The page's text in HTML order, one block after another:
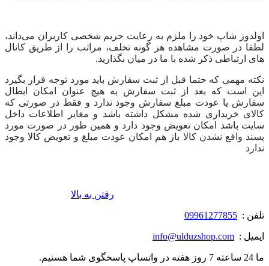
اولدوز شاپ خود را ملزم به رعایت حریم شخصی کاربران می‌داند،
لطفا در صورت مشاهده هر گونه تخلف، مراتب را از طریق کانال‏‌
های ارتباطی ذکر شده با ما در میان بگذارید.
نکته مهمی که حتما قبل از ثبت سفارش باید مورد توجه قرار بگیرد
این است که بعد از ثبت سفارش به هیچ عنوان امکان ابطال
سفارش یا عودت مبلغ سفارش وجود ندارد و فقط در صورتی که
کالای خریداری شده مشکل داشته باشد و مغایر اطلاعات داخل
سایت باشد امکان تعویض وجود دارد و همین طور در صورت مورد
پسند واقع نشدن کالا باز هم امکان عودت مبلغ و تعویض کالا وجود
ندارد
رفتن به بالا
تلفن : 09961277855
ایمیل : info@ulduzshop.com
ما 24 ساعته 7 روز هفته در واتساپ پاسخگوی شما هستیم.